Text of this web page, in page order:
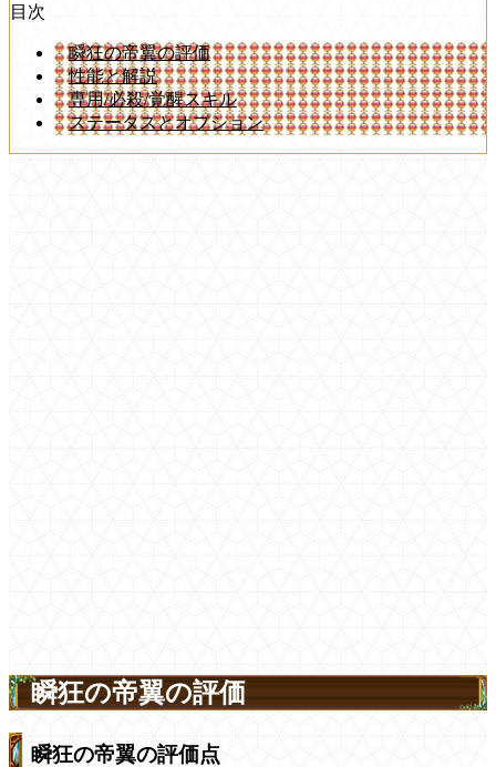
目次
瞬狂の帝翼の評価
性能と解説
専用/必殺/覚醒スキル
ステータスとオプション
瞬狂の帝翼の評価
瞬狂の帝翼の評価点